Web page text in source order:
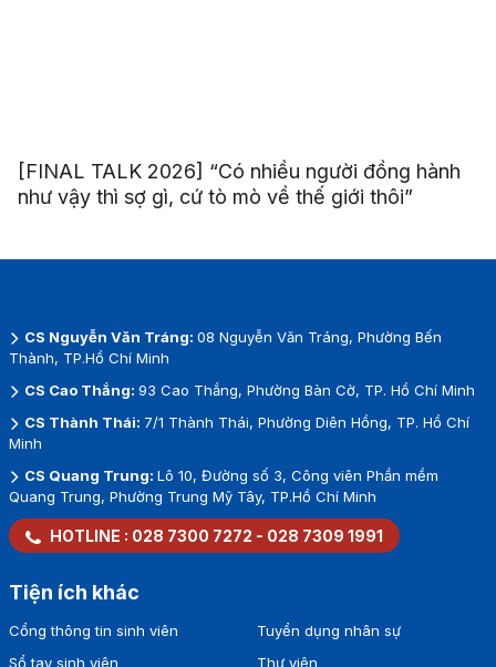
[FINAL TALK 2026] “Có nhiều người đồng hành
như vậy thì sợ gì, cứ tò mò về thế giới thôi”
CS Nguyễn Văn Tráng:
Thành, TP.Hồ Chí Minh
CS Cao Thắng:93 Cao Thắng, Phường Bàn Cờ, TP. Hồ Chí Minh
CS Thành Thái:7/1 Thành Thái, Phường Diên Hồng, TP. Hồ Chí
Minh
CS Quang Trung:
Quang Trung, Phường Trung Mỹ Tây, TP.Hồ Chí Minh